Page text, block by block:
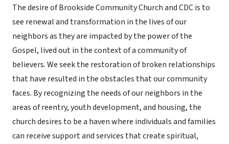
The desire of Brookside Community Church and CDC is to
see renewal and transformation in the lives of our
neighbors as they are impacted by the power of the
Gospel, lived out in the context of a community of
believers. We seek the restoration of broken relationships
that have resulted in the obstacles that our community
faces. By recognizing the needs of our neighbors in the
areas of reentry, youth development, and housing, the
church desires to be a haven where individuals and families
can receive support and services that create spiritual,